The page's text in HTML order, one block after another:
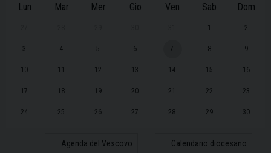
Lun Mar Mer Gio Ven Sab Dom
1 2
3 4 5 6 7 8 9
10 11 12 13 14 15 16
17 18 19 20 21 22 23
24 25 26 27 28 29 30
Agenda del Vescovo Calendario diocesano